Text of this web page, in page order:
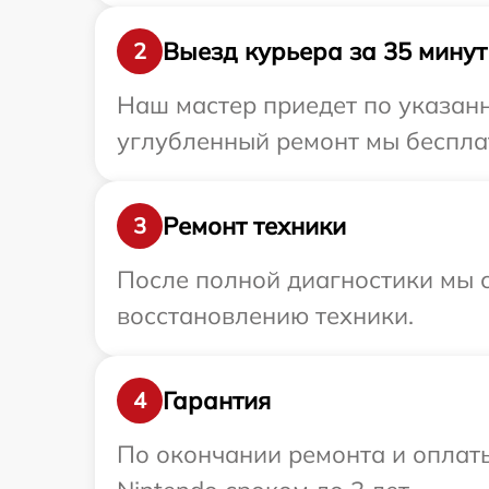
2
Выезд курьера за 35 минут
Наш мастер приедет по
углубленный ремонт мы
3
Ремонт техники
После полной диагностики мы
восстановлению техники.
4
Гарантия
По окончании ремонта и